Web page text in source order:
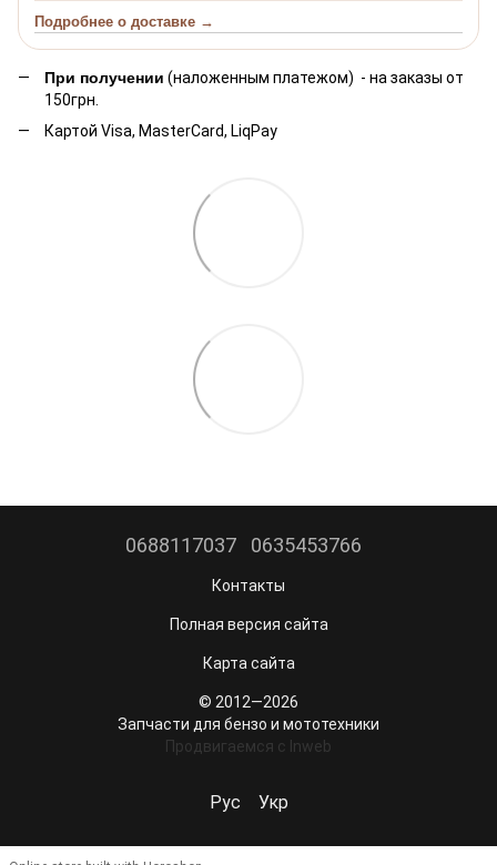
Подробнее о доставке →
При получении (наложенным платежом) - на заказы от
150грн.
Картой Visa, MasterCard, LiqPay
0688117037 0635453766
Контакты
Полная версия сайта
Карта сайта
© 2012—2026
Запчасти для бензо и мототехники
Продвигаемся c Inweb
Рус Укр